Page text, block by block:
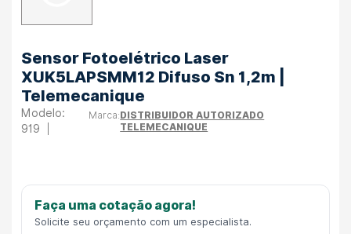
Sensor Fotoelétrico Laser
XUK5LAPSMM12 Difuso Sn 1,2m |
Telemecanique
919
DISTRIBUIDOR AUTORIZADO
TELEMECANIQUE
Faça uma cotação agora!
Solicite seu orçamento com um especialista.